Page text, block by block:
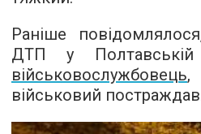
Раніше
ДТП у
військовослужбовець
військовий